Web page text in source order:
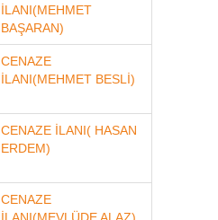
İLANI(MEHMET
BAŞARAN)
CENAZE
İLANI(MEHMET BESLİ)
CENAZE İLANI( HASAN
ERDEM)
CENAZE